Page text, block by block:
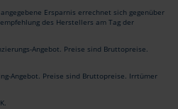
Ersparnis errechnet sich gegenüber
des Herstellers am Tag der
Angebot. Preise sind Bruttopreise.
Angebot. Preise sind Bruttopreise. Irrtümer